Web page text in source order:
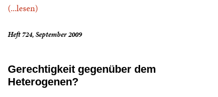
(...lesen)
Heft 724, September 2009
Gerechtigkeit gegenüber dem
Heterogenen?